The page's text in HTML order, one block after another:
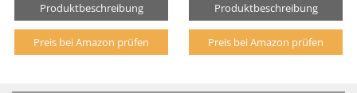
Produktbeschreibung
Preis bei Amazon prüfen
Produktbeschreibung
Preis bei Amazon prüfen